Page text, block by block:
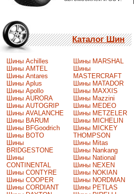
Каталог Шин
Шины Achilles
Шины AMTEL
Шины Antares
Шины Aplus
Шины Apollo
Шины AURORA
Шины AUTOGRIP
Шины AVALANCHE
Шины BARUM
Шины BFGoodrich
Шины BOTO
Шины
BRIDGESTONE
Шины
CONTINENTAL
Шины CONTYRE
Шины COOPER
Шины CORDIANT
Шины MARSHAL
Шины
MASTERCRAFT
Шины MATADOR
Шины MAXXIS
Шины Mazzini
Шины MEDEO
Шины METZELER
Шины MICHELIN
Шины MICKEY
THOMPSON
Шины Mitas
Шины Nankang
Шины National
Шины NEXEN
Шины NOKIAN
Шины NORDMAN
Шины PETLAS